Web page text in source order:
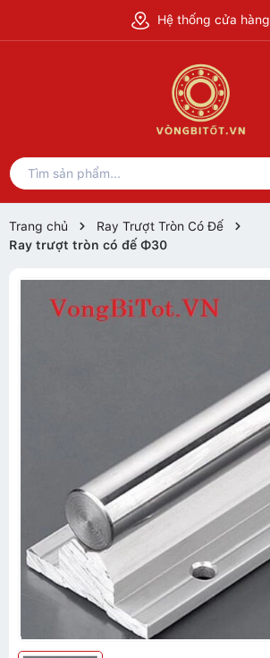
Hệ thống cửa hàng
Trang chủ
Ray Trượt Tròn Có Đế
Ray trượt tròn có đế Φ30